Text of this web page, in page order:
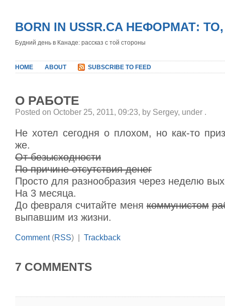
BORN IN USSR.CA НЕФОРМАТ:
Будний день в Канаде: рассказ с той стороны
HOME ABOUT SUBSCRIBE TO FEED
О РАБОТЕ
Posted on October 25, 2011, 09:23, by Sergey, under .
Не хотел сегодня о плохом, но как-то
же.
От безысходности
По причине отсутствия денег
Просто для разнообразия через неделю
На 3 месяца.
До февраля считайте менякоммунистом
выпавшим из жизни.
Comment(RSS) | Trackback
7 COMMENTS